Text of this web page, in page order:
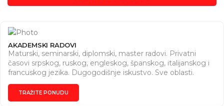
AKADEMSKI RADOVI
Maturski, seminarski, diplomski, master radovi. Privatni
časovi srpskog, ruskog, engleskog, španskog, italijanskog i
francuskog jezika. Dugogodišnje iskustvo. Sve oblasti.
Dogovor za vreme i cene. Pišite nam na Instagram (
https://www.instagram.com/seminarski2010?
igsh=MWxzZmZxazB3OThvMw== ) ili na e-mail
TRAŽITE PONUDU